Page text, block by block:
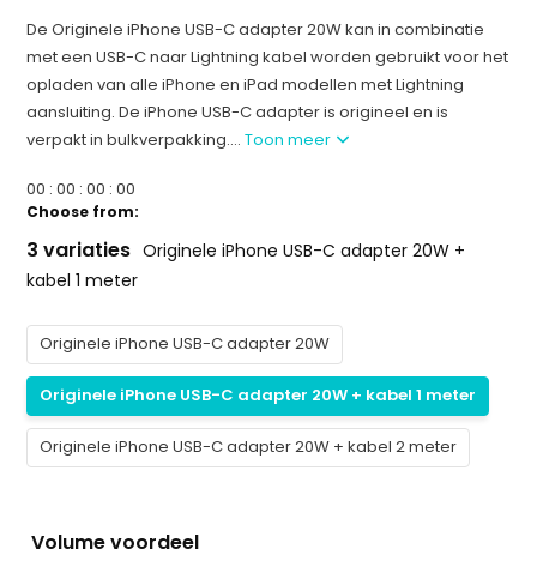
De Originele iPhone USB-C adapter 20W kan in combinatie
met een USB-C naar Lightning kabel worden gebruikt voor het
opladen van alle iPhone en iPad modellen met Lightning
aansluiting. De iPhone USB-C adapter is origineel en is
verpakt in bulkverpakking....Toon meer
00 :00 :00 :00
Choose from:
3 variaties Originele iPhone USB-C adapter 20W +
kabel 1 meter
Originele iPhone USB-C adapter 20W
Originele iPhone USB-C adapter 20W + kabel 1 meter
Originele iPhone USB-C adapter 20W + kabel 2 meter
Volume voordeel